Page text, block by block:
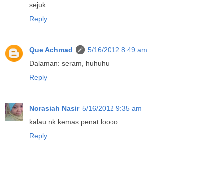
sejuk..
Reply
Que Achmad
5/16/2012 8:49 am
Dalaman: seram, huhuhu
Reply
Norasiah Nasir 5/16/2012 9:35 am
kalau nk kemas penat loooo
Reply